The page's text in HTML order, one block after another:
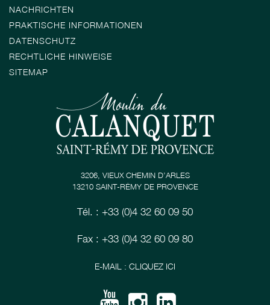
NACHRICHTEN
PRAKTISCHE INFORMATIONEN
DATENSCHUTZ
RECHTLICHE HINWEISE
SITEMAP
3206, VIEUX CHEMIN D’ARLES
13210 SAINT-RÉMY DE PROVENCE
Tél. : +33 (0)4 32 60 09 50
Fax : +33 (0)4 32 60 09 80
E-MAIL : CLIQUEZ ICI